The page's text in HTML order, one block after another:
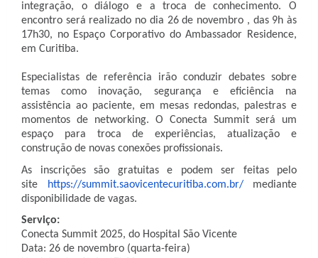
integração, o diálogo e a troca de conhecimento. O
encontro será realizado no dia 26 de novembro , das 9h às
17h30, no Espaço Corporativo do Ambassador Residence,
em Curitiba.
Especialistas de referência irão conduzir debates sobre
temas como inovação, segurança e eficiência na
assistência ao paciente, em mesas redondas, palestras e
momentos de networking. O Conecta Summit será um
espaço para troca de experiências, atualização e
construção de novas conexões profissionais.
As inscrições são gratuitas e podem ser feitas pelo
site
https://summit.saovicentecuritiba.com.br/mediante
disponibilidade de vagas.
Serviço:
Conecta Summit 2025, do Hospital São Vicente
Data: 26 de novembro (quarta-feira)